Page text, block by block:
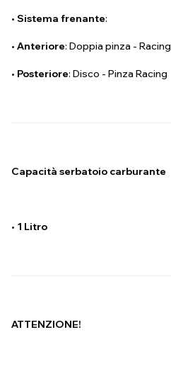
• Sistema frenante:
• Anteriore: Doppia pinza - Racing
• Posteriore: Disco - Pinza Racing
Capacità serbatoio carburante
• 1 Litro
ATTENZIONE!